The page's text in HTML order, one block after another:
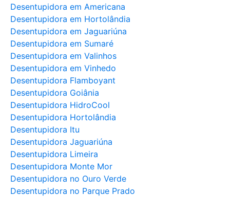
Desentupidora em Americana
Desentupidora em Hortolândia
Desentupidora em Jaguariúna
Desentupidora em Sumaré
Desentupidora em Valinhos
Desentupidora em Vinhedo
Desentupidora Flamboyant
Desentupidora Goiânia
Desentupidora HidroCool
Desentupidora Hortolândia
Desentupidora Itu
Desentupidora Jaguariúna
Desentupidora Limeira
Desentupidora Monte Mor
Desentupidora no Ouro Verde
Desentupidora no Parque Prado